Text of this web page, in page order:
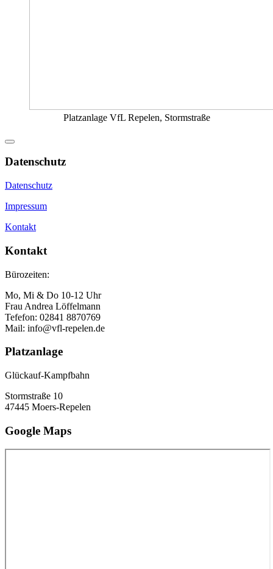
Platzanlage VfL Repelen, Stormstraße
Datenschutz
Datenschutz
Impressum
Kontakt
Kontakt
Bürozeiten:
Mo, Mi & Do 10-12 Uhr
Frau Andrea Löffelmann
Tefefon: 02841 8870769
Mail: info@vfl-repelen.de
Platzanlage
Glückauf-Kampfbahn
Stormstraße 10
47445 Moers-Repelen
Google Maps